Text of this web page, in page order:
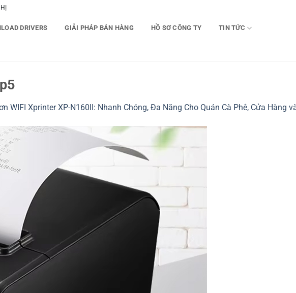
DRIVERS GIẢI PHÁP BÁN HÀNG HỒ SƠ CÔNG TY TIN TỨC
WIFI Xprinter XP-N160II: Nhanh Chóng, Đa Năng Cho Quán Cà Phê, Cửa Hàng